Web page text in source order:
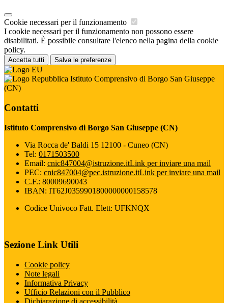
Cookie necessari per il funzionamento
I cookie necessari per il funzionamento non possono essere
disabilitati. È possibile consultare l'elenco nella pagina della cookie
policy.
Accetta tutti Salva le preferenze
Istituto Comprensivo di Borgo San Giuseppe
(CN)
Contatti
Istituto Comprensivo di Borgo San Giuseppe (CN)
Via Rocca de' Baldi 15 12100 - Cuneo (CN)
Tel: 0171503500
Email: cnic847004@istruzione.itLink per inviare una mail
PEC: cnic847004@pec.istruzione.itLink per inviare una mail
C.F.: 80009690043
IBAN: IT62J0359901800000000158578
Codice Univoco Fatt. Elett: UFKNQX
Sezione Link Utili
Cookie policy
Note legali
Informativa Privacy
Ufficio Relazioni con il Pubblico
Dichiarazione di accessibilità